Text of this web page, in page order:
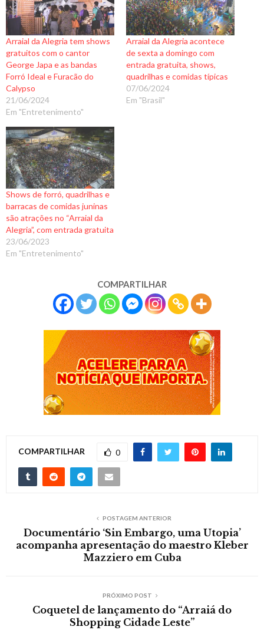
Arraial da Alegria tem shows
gratuitos com o cantor
George Japa e as bandas
Forró Ideal e Furacão do
Calypso
21/06/2024
Em "Entretenimento"
Arraial da Alegria acontece
de sexta a domingo com
entrada gratuita, shows,
quadrilhas e comidas típicas
07/06/2024
Em "Brasil"
Shows de forró, quadrilhas e
barracas de comidas juninas
são atrações no “Arraial da
Alegria”, com entrada gratuita
23/06/2023
Em "Entretenimento"
COMPARTILHAR
COMPARTILHAR 0
POSTAGEM ANTERIOR
Documentário ‘Sin Embargo, uma Utopia’
acompanha apresentação do maestro Kleber
Mazziero em Cuba
PRÓXIMO POST
Coquetel de lançamento do “Arraiá do
Shopping Cidade Leste”